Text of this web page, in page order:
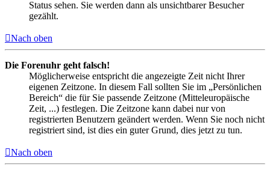
Status sehen. Sie werden dann als unsichtbarer Besucher
gezählt.
Nach oben
Die Forenuhr geht falsch!
Möglicherweise entspricht die angezeigte Zeit nicht Ihrer
eigenen Zeitzone. In diesem Fall sollten Sie im „Persönlichen
Bereich“ die für Sie passende Zeitzone (Mitteleuropäische
Zeit, ...) festlegen. Die Zeitzone kann dabei nur von
registrierten Benutzern geändert werden. Wenn Sie noch nicht
registriert sind, ist dies ein guter Grund, dies jetzt zu tun.
Nach oben